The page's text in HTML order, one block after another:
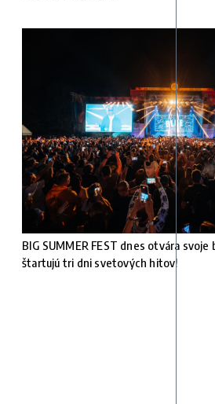
BIG SUMMER FEST dnes otvára
štartujú tri dni svetových hitov!